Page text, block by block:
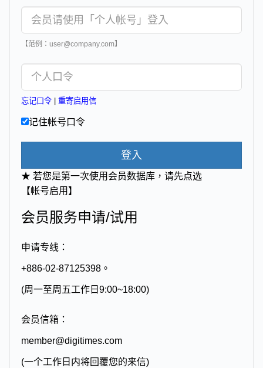
【范例：user@company.com】
忘记口令 重寄启用信
记住帐号口令
登入
★ 若您是第一次使用会员数据库，请先点选
【帐号启用】
会员服务申请/试用
申请专线：
+886-02-87125398。
(周一至周五工作日9:00~18:00)
会员信箱：
member@digitimes.com
(一个工作日内将回覆您的来信)